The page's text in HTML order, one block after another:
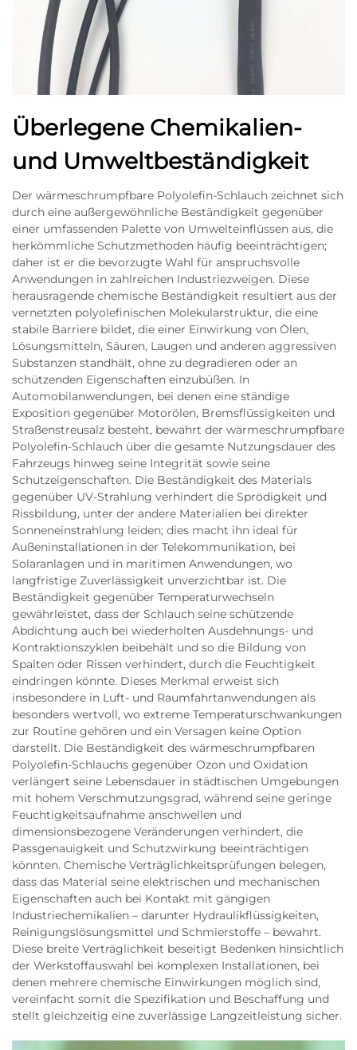
Überlegene Chemikalien-
und Umweltbeständigkeit
Der wärme­schrumpfbare Polyolefin-Schlauch zeichnet sich
durch eine außergewöhnliche Beständigkeit gegenüber
einer umfassenden Palette von Umwelteinflüssen aus, die
herkömmliche Schutzmethoden häufig beeinträchtigen;
daher ist er die bevorzugte Wahl für anspruchsvolle
Anwendungen in zahlreichen Industriezweigen. Diese
herausragende chemische Beständigkeit resultiert aus der
vernetzten polyolefinischen Molekularstruktur, die eine
stabile Barriere bildet, die einer Einwirkung von Ölen,
Lösungsmitteln, Säuren, Laugen und anderen aggressiven
Substanzen standhält, ohne zu degradieren oder an
schützenden Eigenschaften einzubüßen. In
Automobilanwendungen, bei denen eine ständige
Exposition gegenüber Motorölen, Bremsflüssigkeiten und
Straßenstreusalz besteht, bewahrt der wärme­schrumpfbare
Polyolefin-Schlauch über die gesamte Nutzungsdauer des
Fahrzeugs hinweg seine Integrität sowie seine
Schutzeigenschaften. Die Beständigkeit des Materials
gegenüber UV-Strahlung verhindert die Sprödigkeit und
Rissbildung, unter der andere Materialien bei direkter
Sonneneinstrahlung leiden; dies macht ihn ideal für
Außeninstallationen in der Telekommunikation, bei
Solaranlagen und in maritimen Anwendungen, wo
langfristige Zuverlässigkeit unverzichtbar ist. Die
Beständigkeit gegenüber Temperaturwechseln
gewährleistet, dass der Schlauch seine schützende
Abdichtung auch bei wiederholten Ausdehnungs- und
Kontraktionszyklen beibehält und so die Bildung von
Spalten oder Rissen verhindert, durch die Feuchtigkeit
eindringen könnte. Dieses Merkmal erweist sich
insbesondere in Luft- und Raumfahrtanwendungen als
besonders wertvoll, wo extreme Temperaturschwankungen
zur Routine gehören und ein Versagen keine Option
darstellt. Die Beständigkeit des wärme­schrumpfbaren
Polyolefin-Schlauchs gegenüber Ozon und Oxidation
verlängert seine Lebensdauer in städtischen Umgebungen
mit hohem Verschmutzungsgrad, während seine geringe
Feuchtigkeitsaufnahme anschwellen und
dimensionsbezogene Veränderungen verhindert, die
Passgenauigkeit und Schutzwirkung beeinträchtigen
könnten. Chemische Verträglichkeitsprüfungen belegen,
dass das Material seine elektrischen und mechanischen
Eigenschaften auch bei Kontakt mit gängigen
Industriechemikalien – darunter Hydraulikflüssigkeiten,
Reinigungslösungsmittel und Schmierstoffe – bewahrt.
Diese breite Verträglichkeit beseitigt Bedenken hinsichtlich
der Werkstoffauswahl bei komplexen Installationen, bei
denen mehrere chemische Einwirkungen möglich sind,
vereinfacht somit die Spezifikation und Beschaffung und
stellt gleichzeitig eine zuverlässige Langzeitleistung sicher.